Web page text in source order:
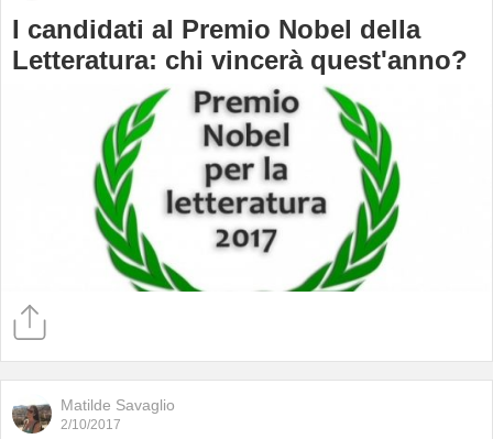
I candidati al Premio Nobel della
Letteratura: chi vincerà quest'anno?
Matilde Savaglio
2/10/2017